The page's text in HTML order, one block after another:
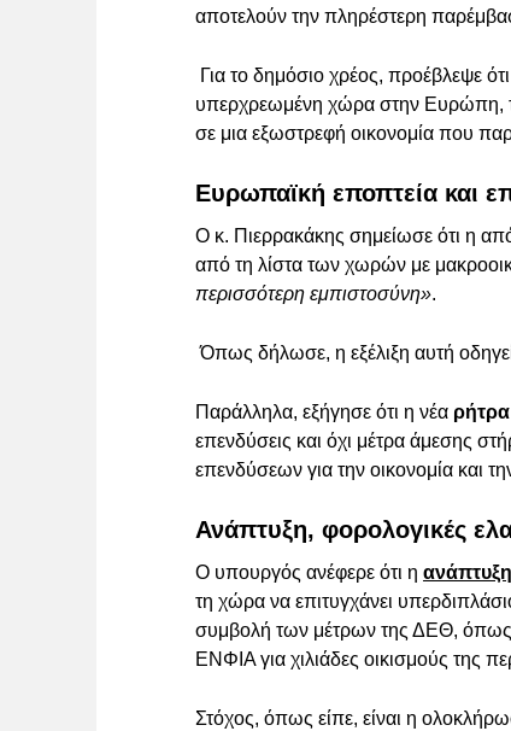
αποτελούν την πληρέστερη
Για το δημόσιο χρέος, προέβλεψε
υπερχρεωμένη χώρα στην Ευρώπη,
σε μια εξωστρεφή οικονομία που
Ευρωπαϊκή εποπτεία και
Ο κ. Πιερρακάκης σημείωσε ότι η
από τη λίστα των χωρών με
περισσότερη εμπιστοσύνη».
Όπως δήλωσε, η εξέλιξη αυτή
Παράλληλα, εξήγησε ότι η νέα ρήτρα
επενδύσεις και όχι μέτρα άμεσης
επενδύσεων για την οικονομία και
Ανάπτυξη, φορολογικές
Ο υπουργός ανέφερε ότι η ανάπτυξη
τη χώρα να επιτυγχάνει
συμβολή των μέτρων της ΔΕΘ, όπως
ΕΝΦΙΑ για χιλιάδες οικισμούς της
Στόχος, όπως είπε, είναι η